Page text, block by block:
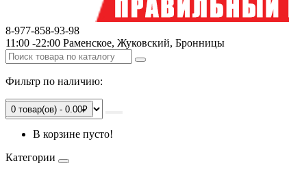
8-977-858-93-98
11:00 -22:00 Раменское, Жуковский, Бронницы
Фильтр по наличию:
0 товар(ов) - 0.00₽
В корзине пусто!
Категории